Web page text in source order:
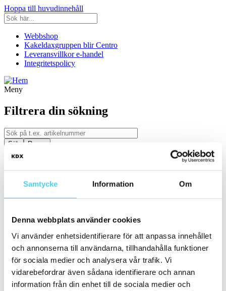
Samtycke Information Om
Denna webbplats använder cookies
Vi använder enhetsidentifierare för att anpassa innehållet
och annonserna till användarna, tillhandahålla funktioner
för sociala medier och analysera vår trafik. Vi
vidarebefordrar även sådana identifierare och annan
information från din enhet till de sociala medier och
Hoppa till huvudinnehåll
Webbshop
Kakeldaxgruppen blir Centro
Leveransvillkor e-handel
Integritetspolicy
Meny
Filtrera din sökning
Kategori
Ställ in filter:Kategori
Välj en eller flera serier:
Ceppo Di Gre
Pietra Di Vals